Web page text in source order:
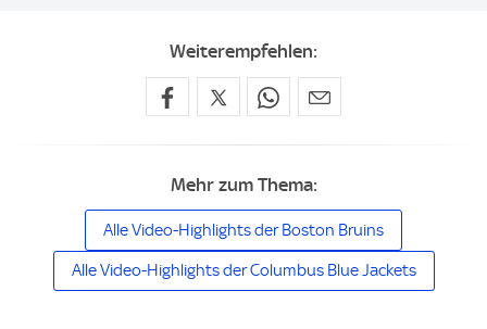
Weiterempfehlen:
Mehr zum Thema:
Alle Video-Highlights der Boston Bruins
Alle Video-Highlights der Columbus Blue Jackets